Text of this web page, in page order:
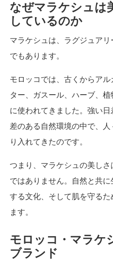
なぜマラケシュは
しているのか
マラケシュは、ラグジュア
でもあります。
モロッコでは、古くからア
ター、ガスール、ハーブ、
に使われてきました。強い
差のある自然環境の中で、
り入れてきたのです。
つまり、マラケシュの美し
ではありません。自然と共
する文化、そして肌を守る
ます。
モロッコ・マラケ
ブランド